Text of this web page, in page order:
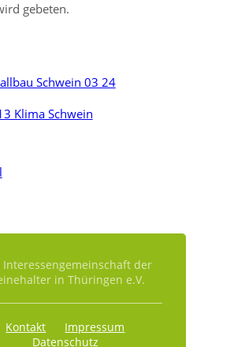
gebeten.
Schwein 03 24
Klima Schwein
der
in Thüringen e.V.
Kontakt
Impressum
Datenschutz